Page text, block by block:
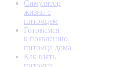
Симулятор
жизни с
питомцем
Готовимся
к появлению
питомца дома
Как взять
питомца